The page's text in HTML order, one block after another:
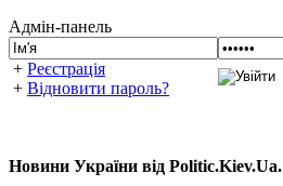
Адмін-панель
+ Реєстрація
+ Відновити пароль?
Новини України від Politic.Kiev.Ua.